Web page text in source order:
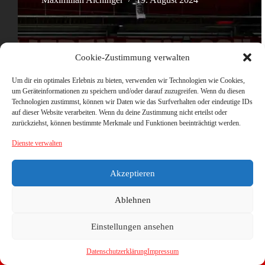
Cookie-Zustimmung verwalten
Um dir ein optimales Erlebnis zu bieten, verwenden wir Technologien wie Cookies,
um Geräteinformationen zu speichern und/oder darauf zuzugreifen. Wenn du diesen
Technologien zustimmst, können wir Daten wie das Surfverhalten oder eindeutige IDs
auf dieser Website verarbeiten. Wenn du deine Zustimmung nicht erteilst oder
zurückziehst, können bestimmte Merkmale und Funktionen beeinträchtigt werden.
Dienste verwalten
Akzeptieren
Ablehnen
Einstellungen ansehen
DatenschutzerklärungImpressum